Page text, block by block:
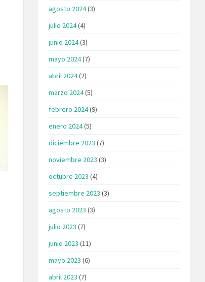
agosto 2024(3)
julio 2024(4)
junio 2024(3)
mayo 2024(7)
abril 2024(2)
marzo 2024(5)
febrero 2024(9)
enero 2024(5)
diciembre 2023 (7)
noviembre 2023 (3)
octubre 2023 (4)
septiembre 2023 (3)
agosto 2023 (3)
julio 2023 (7)
junio 2023 (11)
mayo 2023 (6)
abril 2023 (7)